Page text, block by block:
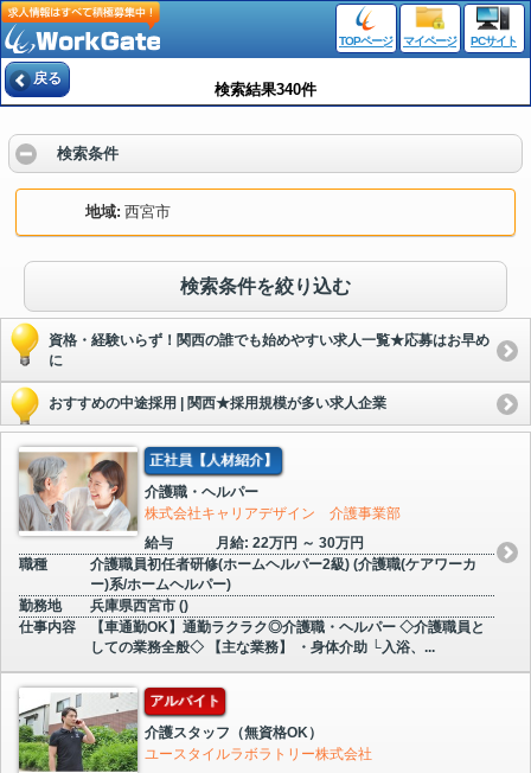
TOPページ マイページ PCサイト
戻る
検索結果340件
検索条件
地域 西宮市
検索条件を絞り込む
資格・経験いらず！関西の誰でも始めやすい求人一覧★応募はお早め
に
おすすめの中途採用 | 関西★採用規模が多い求人企業
正社員【人材紹介】
介護職・ヘルパー
株式会社キャリアデザイン 介護事業部
給与
月給: 22万円 ～ 30万円
職種
介護職員初任者研修(ホームヘルパー2級) (介護職(ケアワーカ
ー)系/ホームヘルパー)
勤務地
兵庫県西宮市 ()
仕事内容
【車通勤OK】通勤ラクラク◎介護職・ヘルパー ◇介護職員と
しての業務全般◇ 【主な業務】 ・身体介助 └入浴、...
アルバイト
介護スタッフ（無資格OK）
ユースタイルラボラトリー株式会社